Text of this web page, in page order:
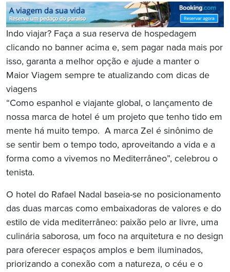
Indo viajar? Faça a sua reserva de hospedagem
clicando no banner acima e, sem pagar nada mais por
isso, garanta a melhor opção e ajude a manter o
Maior Viagem sempre te atualizando com dicas de
viagens
“Como espanhol e viajante global, o lançamento de
nossa marca de hotel é um projeto que tenho tido em
mente há muito tempo. A marca Zel é sinônimo de
se sentir bem o tempo todo, aproveitando a vida e a
forma como a vivemos no Mediterrâneo”, celebrou o
tenista.
O hotel do Rafael Nadal baseia-se no posicionamento
das duas marcas como embaixadoras de valores e do
estilo de vida mediterrâneo: paixão pelo ar livre, uma
culinária saborosa, um foco na arquitetura e no design
para oferecer espaços amplos e bem iluminados,
priorizando a conexão com a natureza, o céu e o